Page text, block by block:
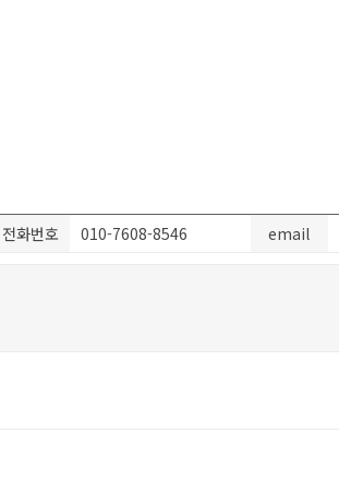
전화번호 010-7608-8546 email